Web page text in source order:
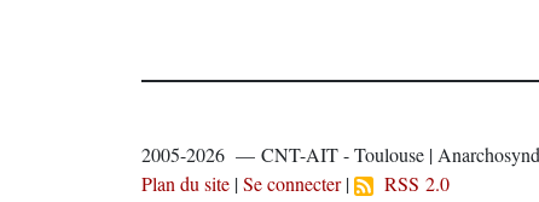
2005-2026 — CNT-AIT - Toulouse |
Plan du site |Se connecter| RSS 2.0